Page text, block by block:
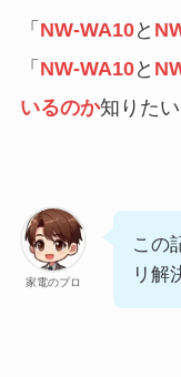
「 NW-WA10と
「 NW-WA10と
いるのか知りたい
家電のプロ
この
リ解